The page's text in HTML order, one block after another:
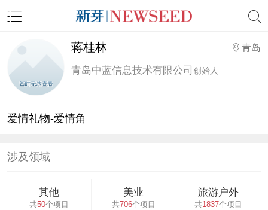
蒋桂林 青岛
青岛中蓝信息技术有限公司创始人
爱情礼物-爱情角
涉及领域
其他
共50个项目
美业
共706个项目
旅游户外
共1837个项目